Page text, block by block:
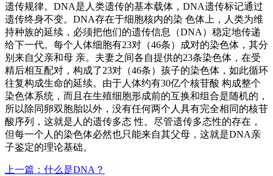
遗传规律。DNA是人类遗传的基本载体，DNA遗传标记通过
遗传终身不变。DNA存在于细胞核内的染 色体上，人类为维
持种族的延续，必须把他们的遗传信息（DNA）稳定地传递
给下一代。每个人体细胞有23对（46条）成对的染色体，其分
别来自父亲和母 亲。夫妻之间各自提供的23条染色体，在受
精后相互配对，构成了23对（46条）孩子的染色体，如此循环
往复构成生命的延续。由于人体约有30亿个核苷酸 构成整个
染色体系统，而且在生殖细胞形成前的互换和组合是随机的，
所以除同卵双胞胎以外，没有任何两个人具有完全相同的核苷
酸序列，这就是人的遗传多态 性。尽管遗传多态性的存在，
但每一个人的染色体必然也只能来自其父母，这就是DNA亲
子鉴定的理论基础。
上一篇：什么是DNA？